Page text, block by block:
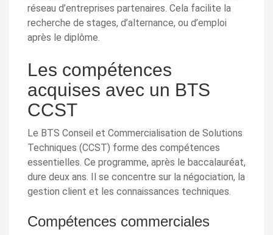
réseau d’entreprises partenaires. Cela facilite la
recherche de stages, d’alternance, ou d’emploi
après le diplôme.
Les compétences
acquises avec un BTS
CCST
Le BTS Conseil et Commercialisation de Solutions
Techniques (CCST) forme des compétences
essentielles. Ce programme, après le baccalauréat,
dure deux ans. Il se concentre sur la négociation, la
gestion client et les connaissances techniques.
Compétences commerciales